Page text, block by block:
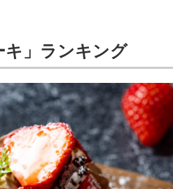
キ」ランキング